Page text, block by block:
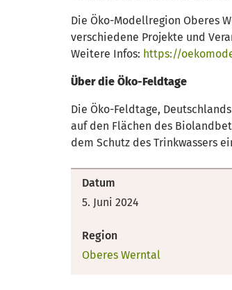
Die Öko-Modellregion Oberes
verschiedene Projekte und
Weitere Infos: https://
Über die Öko-Feldtage
Die Öko-Feldtage,
auf den Flächen des
dem Schutz des Trinkwassers
Datum
5. Juni 2024
Region
Oberes Werntal